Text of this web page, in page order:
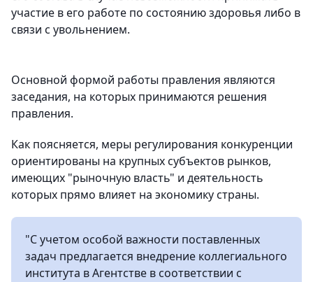
участие в его работе по состоянию здоровья либо в
связи с увольнением.
Основной формой работы правления являются
заседания, на которых принимаются решения
правления.
Как поясняется, меры регулирования конкуренции
ориентированы на крупных субъектов рынков,
имеющих "рыночную власть" и деятельность
которых прямо влияет на экономику страны.
"С учетом особой важности поставленных
задач предлагается внедрение коллегиального
института в Агентстве в соответствии с